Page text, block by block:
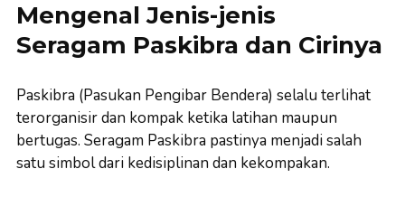
Mengenal Jenis-jenis
Seragam Paskibra dan Cirinya
Paskibra (Pasukan Pengibar Bendera) selalu terlihat
terorganisir dan kompak ketika latihan maupun
bertugas. Seragam Paskibra pastinya menjadi salah
satu simbol dari kedisiplinan dan kekompakan.